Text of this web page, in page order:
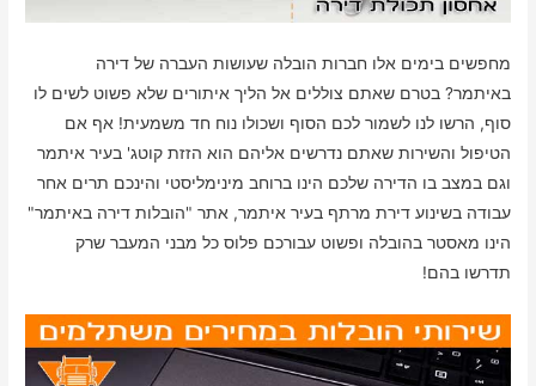
מחפשים בימים אלו חברות הובלה שעושות העברה של דירה
באיתמר? בטרם שאתם צוללים אל הליך איתורים שלא פשוט לשים לו
סוף, הרשו לנו לשמור לכם הסוף ושכולו נוח חד משמעית! אף אם
הטיפול והשירות שאתם נדרשים אליהם הוא הזזת קוטג' בעיר איתמר
וגם במצב בו הדירה שלכם הינו ברוחב מינימליסטי והינכם תרים אחר
עבודה בשינוע דירת מרתף בעיר איתמר, אתר "הובלות דירה באיתמר"
הינו מאסטר בהובלה ופשוט עבורכם פלוס כל מבני המעבר שרק
תדרשו בהם!